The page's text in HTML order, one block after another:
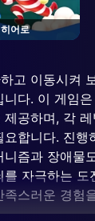
어로
고 이동시켜
다. 이 게임
공하며, 각
합니다. 진행
즘과 장애물
자극하는 도
스러운 경험